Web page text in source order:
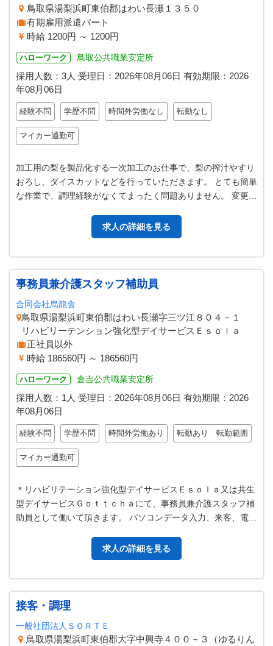
鳥取県湯梨浜町東伯郡はわい長瀬１３５０
有期雇用派遣パート
時給 1200円 ～ 1200円
ハローワーク 鳥取公共職業安定所
採用人数：3人 受理日： 2026年08月06日 有効期限： 2026
年08月06日
経験不問 学歴不問 時間外労働なし 転勤なし
マイカー通勤可
加工用の梨を製品化する一次加工のお仕事で、梨の搾汁やすり
おろし、ダイスカットなどを行っていただきます。 とても簡単
な作業で、調理経験がなくてまったく問題ありません。 変更範
求人の詳細を見る
事務員兼介護スタッフ補助員
合同会社烏龍舎
鳥取県湯梨浜町東伯郡はわい長瀬字三ツ江８０４－１
リハビリーテンション強化型デイサービスＥｓｏｌａ
正社員以外
時給 186560円 ～ 186560円
ハローワーク 倉吉公共職業安定所
採用人数：1人 受理日： 2026年08月06日 有効期限： 2026
年08月06日
経験不問 学歴不問 時間外労働あり 転勤あり 転勤範囲
マイカー通勤可
＊リハビリテーション強化型デイサービスＥｓｏｌａ又は共生
型デイサービスＧｏｔｔｃｈａにて、事務員兼介護スタッフ補
助員として働いて頂きます。 パソコンデータ入力、来客、電話
求人の詳細を見る
接客・調理
一般社団法人ＳＯＲＴＥ
鳥取県湯梨浜町東伯郡大字中興寺４００－３（ゆるりん